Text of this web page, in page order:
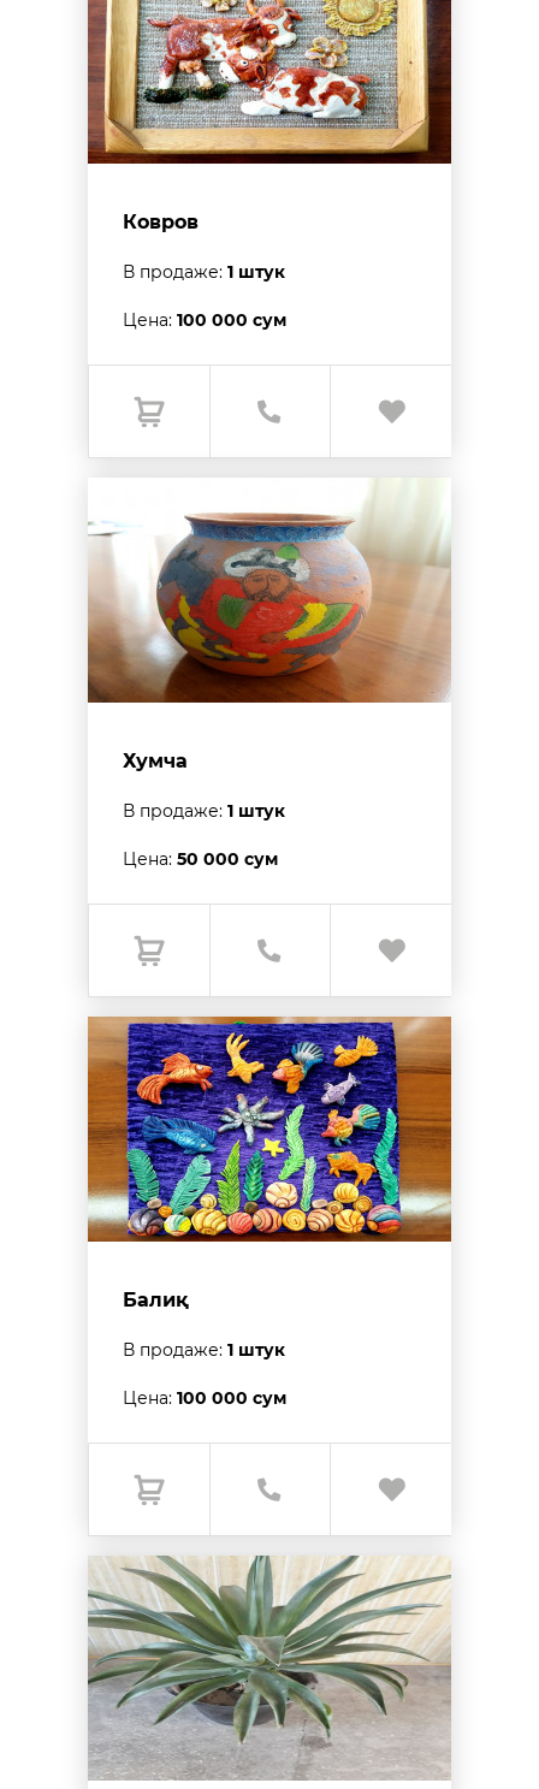
Ковров
В продаже: 1 штук
Цена: 100 000 сум
Хумча
В продаже: 1 штук
Цена: 50 000 сум
Балиқ
В продаже: 1 штук
Цена: 100 000 сум